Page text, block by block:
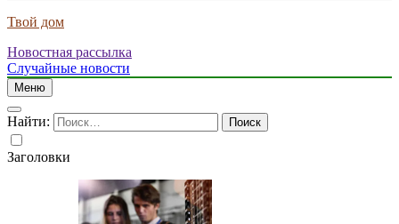
Твой дом
Новостная рассылка
Случайные новости
Меню
Найти:
Заголовки